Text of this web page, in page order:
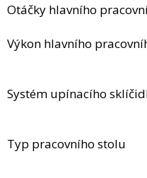
Otáčky hlavního
Výkon hlavního
Systém upínacího
Typ pracovního stolu